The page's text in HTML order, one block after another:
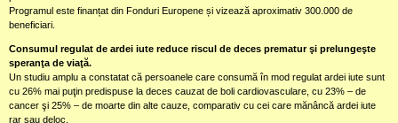
Programul este finanțat din Fonduri Europene și vizează aproximativ 300.000 de
beneficiari.
Consumul regulat de ardei iute reduce riscul de deces prematur şi prelungeşte
speranţa de viaţă.
Un studiu amplu a constatat că persoanele care consumă în mod regulat ardei iute sunt
cu 26% mai puţin predispuse la deces cauzat de boli cardiovasculare, cu 23% – de
cancer şi 25% – de moarte din alte cauze, comparativ cu cei care mănâncă ardei iute
rar sau deloc.